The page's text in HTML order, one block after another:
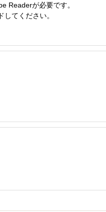
Readerが必要です。
てください。